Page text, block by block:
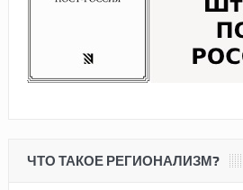
ЧТО ТАКОЕ РЕГИОНАЛИЗМ?